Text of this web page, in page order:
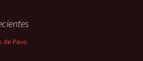
de Pavo